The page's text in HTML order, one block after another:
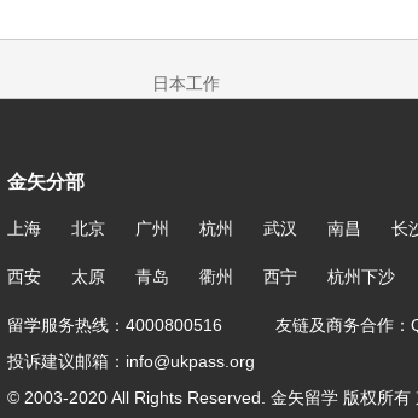
日本工作
金矢分部
上海 北京 广州 杭州 武汉 南昌 长
西安 太原 青岛 衢州 西宁 杭州下沙
留学服务热线：4000800516 友链及商务合作：
投诉建议邮箱：info@ukpass.org
© 2003-2020 All Rights Reserved. 金矢留学 版权所有